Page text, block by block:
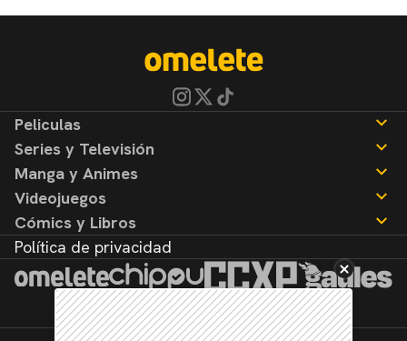
Peliculas
Noticias
Reseñas
Series y Televisión
Noticias
Reseñas
Manga y Animes
Noticias
Reseñas
Videojuegos
Noticias
Reseñas
Cómics y Libros
Noticias
Reseñas
Política de privacidad